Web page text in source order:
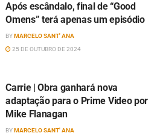
Após escândalo, final de “Good
Omens” terá apenas um episódio
BY MARCELO SANT' ANA
25 DE OUTUBRO DE 2024
Carrie | Obra ganhará nova
adaptação para o Prime Video por
Mike Flanagan
BYMARCELO SANT' ANA